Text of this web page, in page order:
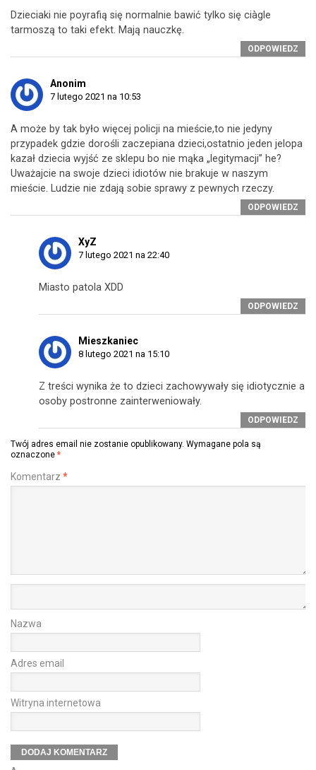
Dzieciaki nie poyrafią się normalnie bawić tylko się ciàgle
tarmoszą to taki efekt. Mają nauczkę.
ODPOWIEDZ
Anonim
7 lutego 2021 na 10:53
A może by tak było więcej policji na mieście,to nie jedyny
przypadek gdzie dorośli zaczepiana dzieci,ostatnio jeden jelopa
kazał dziecia wyjść ze sklepu bo nie mąka „legitymacji” he?
Uważajcie na swoje dzieci idiotów nie brakuje w naszym
mieście. Ludzie nie zdają sobie sprawy z pewnych rzeczy.
ODPOWIEDZ
XyZ
7 lutego 2021 na 22:40
Miasto patola XDD
ODPOWIEDZ
Mieszkaniec
8 lutego 2021 na 15:10
Z treści wynika że to dzieci zachowywały się idiotycznie a
osoby postronne zainterweniowały.
ODPOWIEDZ
Twój adres email nie zostanie opublikowany. Wymagane pola są
oznaczone *
Komentarz *
Nazwa
Adres email
Witryna internetowa